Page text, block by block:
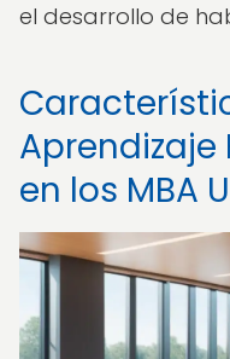
el desarrollo de
Aprendizaje
en los MBA